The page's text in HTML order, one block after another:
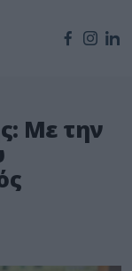
Με την